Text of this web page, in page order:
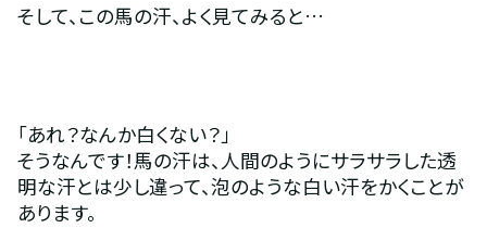
そして、この馬の汗、よく見てみると…
「あれ？なんか白くない？」
そうなんです！馬の汗は、人間のようにサラサラした透
明な汗とは少し違って、泡のような白い汗をかくことが
あります。